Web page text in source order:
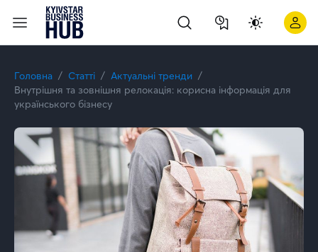
Головна Статті
Актуальні тренди
Внутрішня та зовнішня релокація: корисна інформація для
українського бізнесу